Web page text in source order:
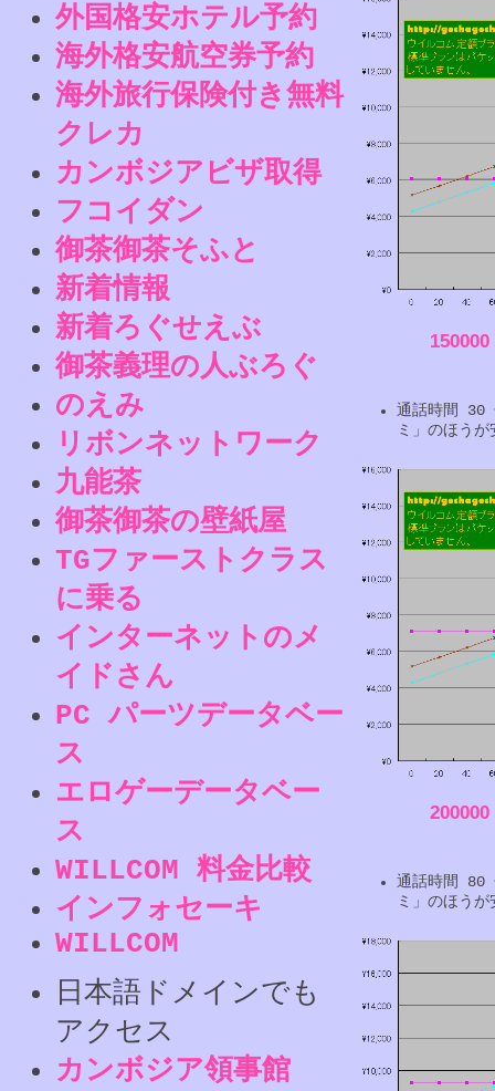
外国格安ホテル予約
海外格安航空券予約
海外旅行保険付き無料
クレカ
カンボジアビザ取得
フコイダン
御茶御茶そふと
新着情報
新着ろぐせえぶ
御茶義理の人ぶろぐ
のえみ
リボンネットワーク
九能茶
御茶御茶の壁紙屋
TGファーストクラス
に乗る
インターネットのメ
イドさん
PC パーツデータベー
ス
エロゲーデータベー
ス
WILLCOM 料金比較
インフォセーキ
WILLCOM
日本語ドメインでも
アクセス
カンボジア領事館
通話時間 30
ミ」のほうが
通話時間 80
ミ」のほうが